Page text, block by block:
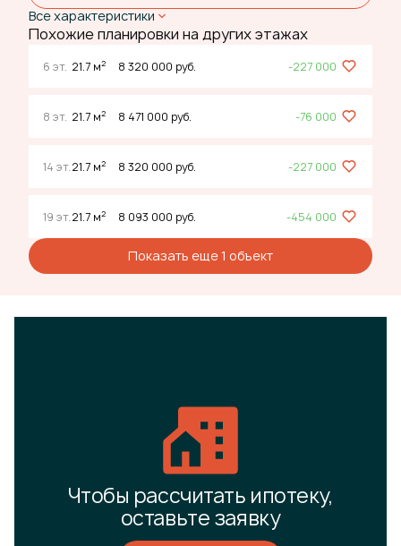
Все характеристики
Похожие планировки на других этажах
6 эт. 21.7 м2 8 320 000 руб. -227 000
8 эт. 21.7 м2 8 471 000 руб. -76 000
14 эт.21.7 м2 8 320 000 руб. -227 000
19 эт.21.7 м2 8 093 000 руб. -454 000
Показать еще 1 объект
Чтобы рассчитать ипотеку,
оставьте заявку